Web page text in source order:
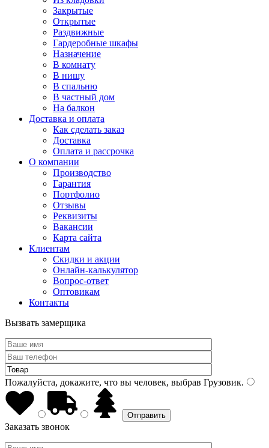
Закрытые
Открытые
Раздвижные
Гардеробные шкафы
Назначение
В комнату
В нишу
В спальню
В частный дом
На балкон
Доставка и оплата
Как сделать заказ
Доставка
Оплата и рассрочка
О компании
Производство
Гарантия
Портфолио
Отзывы
Реквизиты
Вакансии
Карта сайта
Клиентам
Скидки и акции
Онлайн-калькулятор
Вопрос-ответ
Оптовикам
Контакты
Вызвать замерщика
Пожалуйста, докажите, что вы человек, выбрав Грузовик.
Заказать звонок